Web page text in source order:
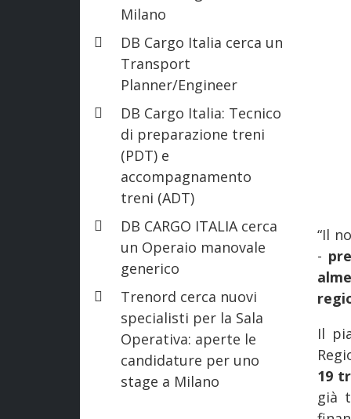
Milano
DB Cargo Italia cerca un
Transport
Planner/Engineer
DB Cargo Italia: Tecnico
di preparazione treni
(PDT) e
accompagnamento
treni (ADT)
DB CARGO ITALIA cerca
un Operaio manovale
generico
Trenord cerca nuovi
specialisti per la Sala
Operativa: aperte le
candidature per uno
stage a Milano
“Il
-
Il
19
già